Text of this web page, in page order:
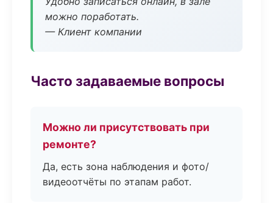
можно поработать.
— Клиент компании
Часто задаваемые вопросы
Можно ли присутствовать при
ремонте?
Да, есть зона наблюдения и фото/
видеоотчёты по этапам работ.